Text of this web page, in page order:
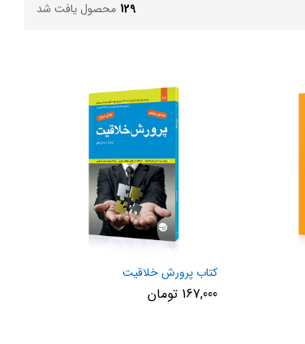
129 محصول یافت شد
کتاب پرورش خلاقیت
167,000 تومان